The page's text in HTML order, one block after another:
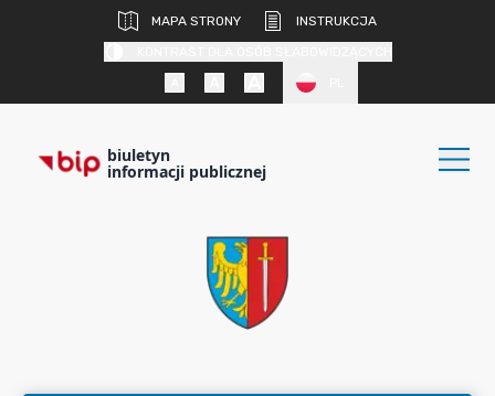
MAPA STRONY
INSTRUKCJA
biuletyn
informacji publicznej